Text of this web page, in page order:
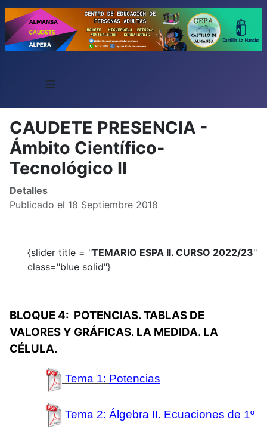
≡
CAUDETE PRESENCIA -
Ámbito Científico-
Tecnológico II
Detalles
Publicado el 18 Septiembre 2018
{slider title = "TEMARIO ESPA II. CURSO 2022/23"
class="blue solid"}
BLOQUE 4: POTENCIAS. TABLAS DE
VALORES Y GRÁFICAS. LA MEDIDA. LA
CÉLULA.
Tema 1: Potencias
Tema 2: Álgebra II. Ecuaciones de 1º